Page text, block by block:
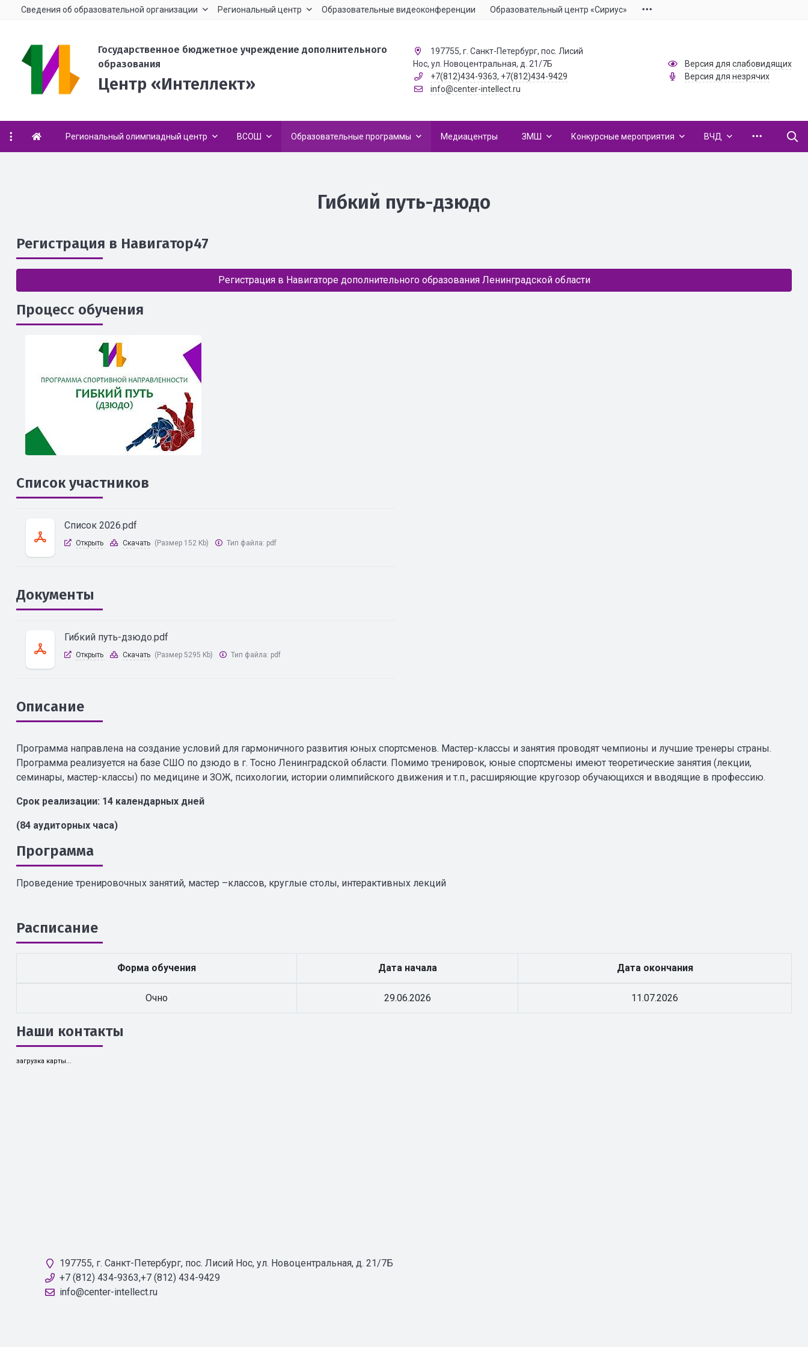
Сведения об образовательной организации Региональный центр Образовательные видеоконференции Образовательный центр «Сириус»
Государственное бюджетное учреждение дополнительного
образования
Центр «Интеллект»
197755, г. Санкт-Петербург, пос. Лисий
Нос, ул. Новоцентральная, д. 21/7Б
+7(812)434-9363, +7(812)434-9429
info@center-intellect.ru
Версия для слабовидящих
Версия для незрячих
Региональный олимпиадный центр ВСОШ Образовательные программы Медиацентры ЗМШ Конкурсные мероприятия ВЧД
Гибкий путь-дзюдо
Регистрация в Навигатор47
Регистрация в Навигаторе дополнительного образования Ленинградской области
Процесс обучения
Список участников
Список 2026.pdf
Открыть Скачать (Размер 152 Kb) Тип файла: pdf
Документы
Гибкий путь-дзюдо.pdf
Открыть Скачать (Размер 5295 Kb) Тип файла: pdf
Описание
Программа направлена на создание условий для гармоничного развития юных спортсменов. Мастер-классы и занятия проводят чемпионы и лучшие тренеры страны.
Программа реализуется на базе СШО по дзюдо в г. Тосно Ленинградской области. Помимо тренировок, юные спортсмены имеют теоретические занятия (лекции,
семинары, мастер-классы) по медицине и ЗОЖ, психологии, истории олимпийского движения и т.п., расширяющие кругозор обучающихся и вводящие в профессию.
Срок реализации: 14 календарных дней
(84 аудиторных часа)
Программа
Проведение тренировочных занятий, мастер –классов, круглые столы, интерактивных лекций
Расписание
Форма обучения Дата начала Дата окончания
Очно 29.06.2026 11.07.2026
Наши контакты
загрузка карты...
197755, г. Санкт-Петербург, пос. Лисий Нос, ул. Новоцентральная, д. 21/7Б
+7 (812) 434-9363,+7 (812) 434-9429
info@center-intellect.ru